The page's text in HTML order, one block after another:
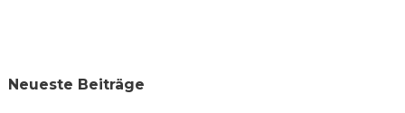
Neueste Beiträge